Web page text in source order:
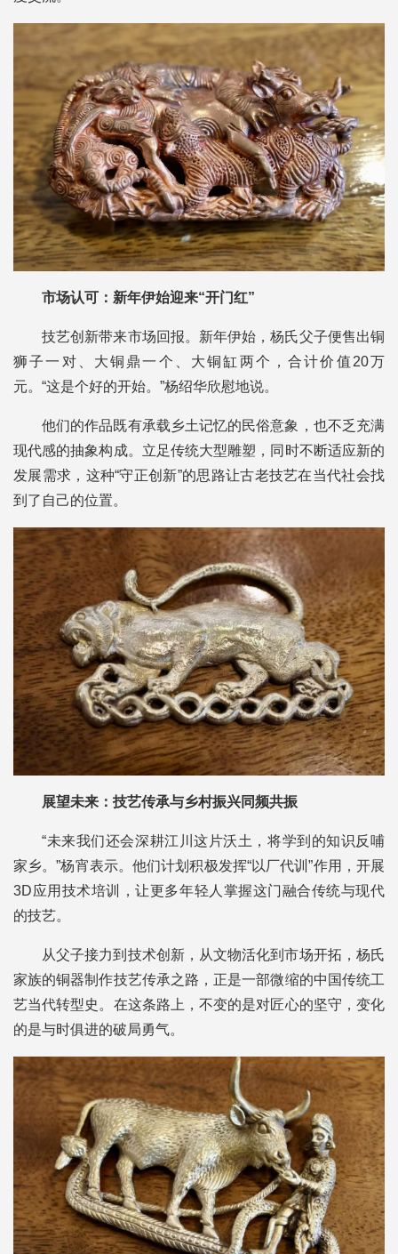
市场认可：新年伊始迎来“开门红”
技艺创新带来市场回报。新年伊始，杨氏父子便售出铜
狮子一对、大铜鼎一个、大铜缸两个，合计价值20万
元。“这是个好的开始。”杨绍华欣慰地说。
他们的作品既有承载乡土记忆的民俗意象，也不乏充满
现代感的抽象构成。立足传统大型雕塑，同时不断适应新的
发展需求，这种“守正创新”的思路让古老技艺在当代社会找
到了自己的位置。
展望未来：技艺传承与乡村振兴同频共振
“未来我们还会深耕江川这片沃土，将学到的知识反哺
家乡。”杨宵表示。他们计划积极发挥“以厂代训”作用，开展
3D应用技术培训，让更多年轻人掌握这门融合传统与现代
的技艺。
从父子接力到技术创新，从文物活化到市场开拓，杨氏
家族的铜器制作技艺传承之路，正是一部微缩的中国传统工
艺当代转型史。在这条路上，不变的是对匠心的坚守，变化
的是与时俱进的破局勇气。